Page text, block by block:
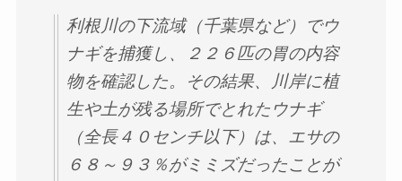
利根川の下流域（千葉県など）でウ
ナギを捕獲し、２２６匹の胃の内容
物を確認した。その結果、川岸に植
生や土が残る場所でとれたウナギ
（全長４０センチ以下）は、エサの
６８～９３％がミミズだったことが